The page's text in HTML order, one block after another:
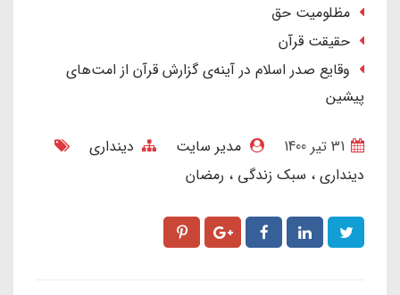
مظلومیت حق
حقیقت قرآن
وقایع صدر اسلام در آینه‌ی گزارش قرآن از امت‌های
پیشین
مدیر سایت
دینداری
دینداری
سبک زندگی رمضان